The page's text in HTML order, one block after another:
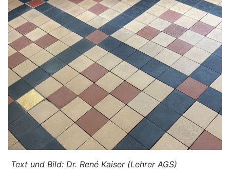
Text und Bild: Dr. René Kaiser (Lehrer AGS)